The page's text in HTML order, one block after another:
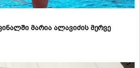
მარია ალავიძის მერვე